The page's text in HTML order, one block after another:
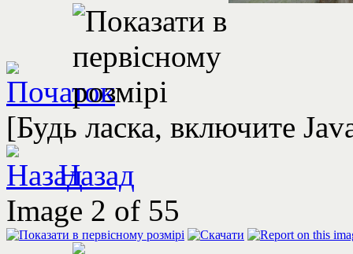
[Будь ласка, включите
Назад
Image 2 of 55